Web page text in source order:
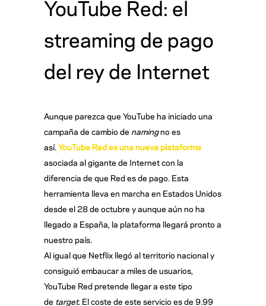
YouTube Red: el
streaming de pago
del rey de Internet
Aunque parezca que YouTube ha iniciado una
campaña de cambio de namingno es
así. YouTube Red es una nueva plataforma
asociada al gigante de Internet con la
diferencia de que Red es de pago. Esta
herramienta lleva en marcha en Estados Unidos
desde el 28 de octubre y aunque aún no ha
llegado a España, la plataforma llegará pronto a
nuestro país.
Al igual que Netflix llegó al territorio nacional y
consiguió embaucar a miles de usuarios,
YouTube Red pretende llegar a este tipo
de target. El coste de este servicio es de 9.99